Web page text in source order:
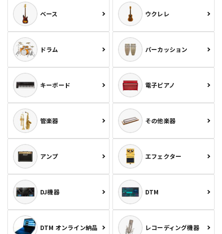
ベース ウクレレ
ドラム パーカッション
キーボード 電子ピアノ
管楽器 その他楽器
アンプ エフェクター
DJ機器 DTM
DTM オンライン納品 レコーディング機器